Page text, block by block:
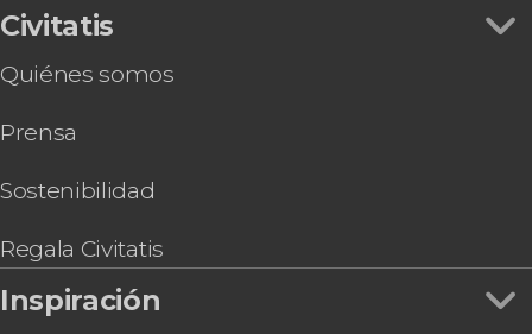
Civitatis
Quiénes somos
Prensa
Sostenibilidad
Regala Civitatis
Inspiración